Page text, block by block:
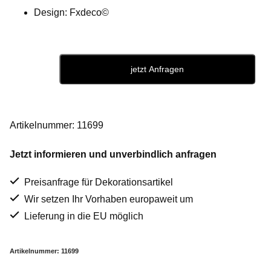
Design: Fxdeco©
jetzt Anfragen
Artikelnummer: 11699
Jetzt informieren und unverbindlich anfragen
Preisanfrage für Dekorationsartikel
Wir setzen Ihr Vorhaben europaweit um
Lieferung in die EU möglich
Artikelnummer: 11699